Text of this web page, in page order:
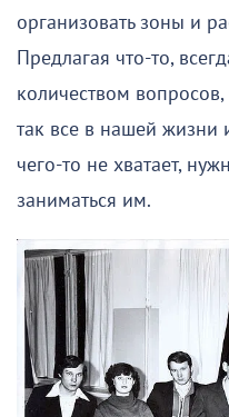
организовать зоны и
Предлагая что-то,
количеством
так все в нашей жизни
чего-то не хватает,
заниматься им.